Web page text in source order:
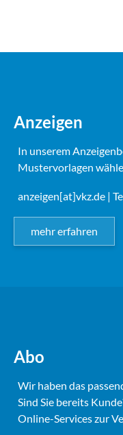
Anzeigen
In unserem
Mustervorlagen
anzeigen[at]vkz.de |
mehr erfahren
Abo
Wir haben das
Sind Sie bereits
Online-Services zur